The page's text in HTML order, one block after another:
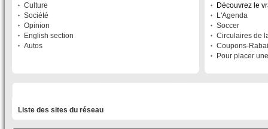
Culture
Société
Opinion
English section
Autos
Découvrez le
L'Agenda
Soccer
Circulaires de
Coupons-
Pour placer
Liste des sites du réseau